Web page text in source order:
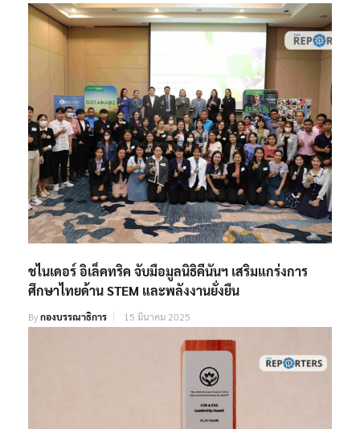
ชไนเดอร์ อิเล็คทริค จับมือมูลนิธิคีนันฯ เสริมแกร่งการ
ศึกษาไทยด้าน STEM และพลังงานยั่งยืน
Byกองบรรณาธิการ 15 มีนาคม 2025